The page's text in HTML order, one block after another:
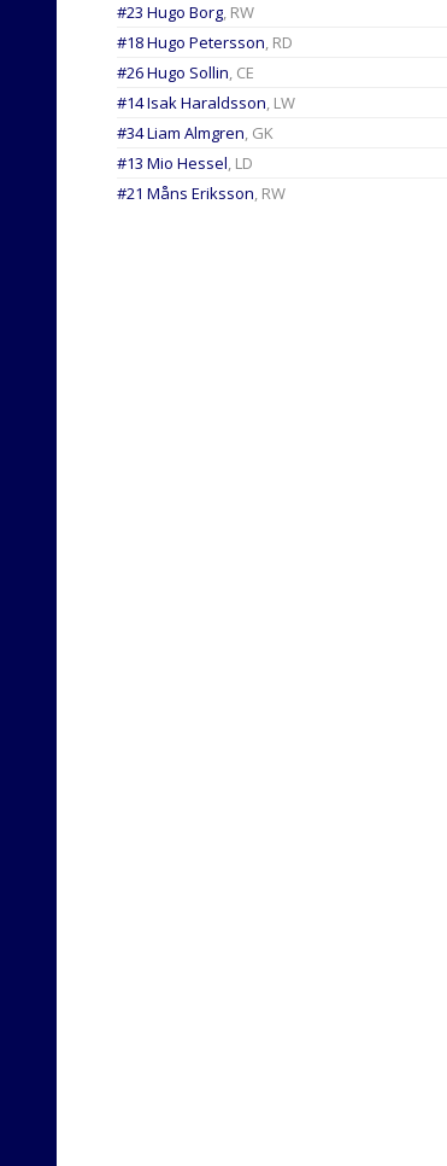
#23 Hugo Borg, RW
#18 Hugo Petersson, RD
#26 Hugo Sollin, CE
#14 Isak Haraldsson, LW
#34 Liam Almgren, GK
#13 Mio Hessel, LD
#21 Måns Eriksson, RW